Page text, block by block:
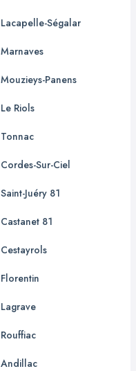
Lacapelle-Ségalar
Marnaves
Mouzieys-Panens
Le Riols
Tonnac
Cordes-Sur-Ciel
Saint-Juéry 81
Castanet 81
Cestayrols
Florentin
Lagrave
Rouffiac
Andillac